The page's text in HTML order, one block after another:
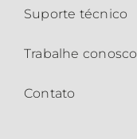
Suporte técnico
Trabalhe conosco
Contato